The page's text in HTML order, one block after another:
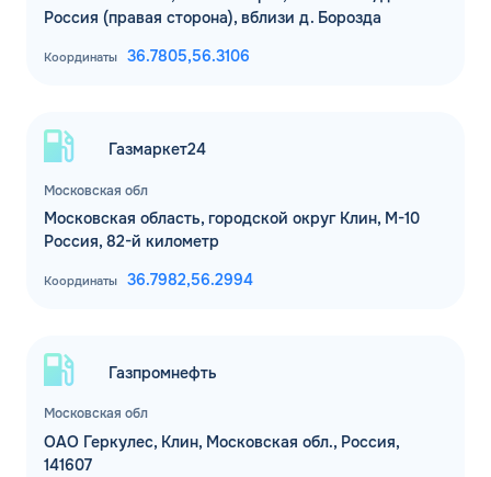
Россия (правая сторона), вблизи д. Борозда
Координаты 36.7805,56.3106
Московская обл
Газмаркет24
Московская область, городской округ Клин, М-10
Россия, 82-й километр
Координаты 36.7982,56.2994
Московская обл
Газпромнефть
ОАО Геркулес, Клин, Московская обл., Россия,
141607